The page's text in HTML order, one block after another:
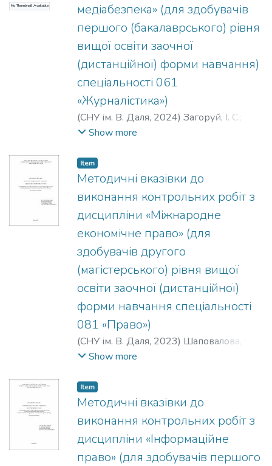
No Thumbnail Available
медіабезпека» (для здобувачів
першого (бакалаврського) рівня
вищої освіти заочної
(дистанційної) форми навчання)
спеціальності 061
«Журналістика»)
(СНУ ім. В. Даля, 2024) Загоруй, І. С.
Воронько, О. І.
Show more
Item
Методичні вказівки до
виконання контрольних робіт з
дисципліни «Міжнародне
економічне право» (для
здобувачів другого
(магістерського) рівня вищої
освіти заочної (дистанційної)
форми навчання спеціальності
081 «Право»)
(СНУ ім. В. Даля, 2023) Шаповалова, О.
В. ;Терещенко, С. В.
Show more
Item
Методичні вказівки до
виконання контрольних робіт з
дисципліни «Інформаційне
право» (для здобувачів першого